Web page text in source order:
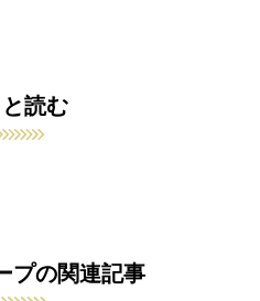
読む
プの関連記事